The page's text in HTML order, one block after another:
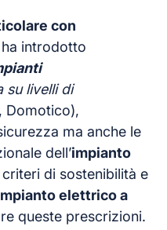
con
ha introdotto
su livelli di
Domotico),
ma anche le
dell’impianto
di sostenibilità e
elettrico a
queste prescrizioni.